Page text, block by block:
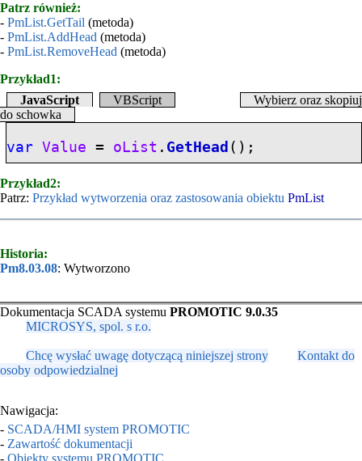
Patrz również:
- PmList.GetTail (metoda)
- PmList.AddHead (metoda)
- PmList.RemoveHead (metoda)
Przykład1:
JavaScript
VBScript
Wybierz oraz skopiuj
do schowka
var Value = oList . GetHead ();
Przykład2:
Patrz: Przykład wytworzenia oraz zastosowania obiektu PmList
Historia:
Pm8.03.08: Wytworzono
Dokumentacja SCADA systemu PROMOTIC 9.0.35
MICROSYS, spol. s r.o.
Chcę wysłać uwagę dotyczącą niniejszej strony
Kontakt do
osoby odpowiedzialnej
Nawigacja:
- SCADA/HMI system PROMOTIC
- Zawartość dokumentacji